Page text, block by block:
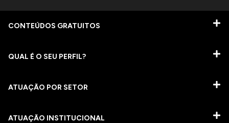
CONTEÚDOS GRATUITOS
QUAL É O SEU PERFIL?
ATUAÇÃO POR SETOR
ATUAÇÃO INSTITUCIONAL